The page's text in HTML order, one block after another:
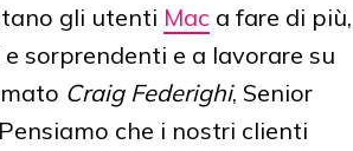
gli utenti Mac a fare di più,
sorprendenti e a lavorare su
Craig Federighi, Senior
che i nostri clienti